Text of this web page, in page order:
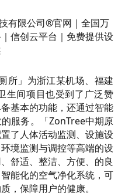
所」为浙江某机场、福建
生间项目也受到了广泛赞
基本的功能，还通过智能
服务。「ZonTree中期原
了人体活动监测、设施设
境监测与调控等高端的设
舒适、整洁、方便、的良
能化的空气净化系统，可
，保障用户的健康。